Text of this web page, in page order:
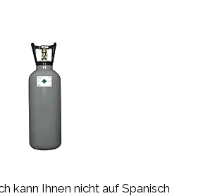
kann Ihnen nicht auf Spanisch